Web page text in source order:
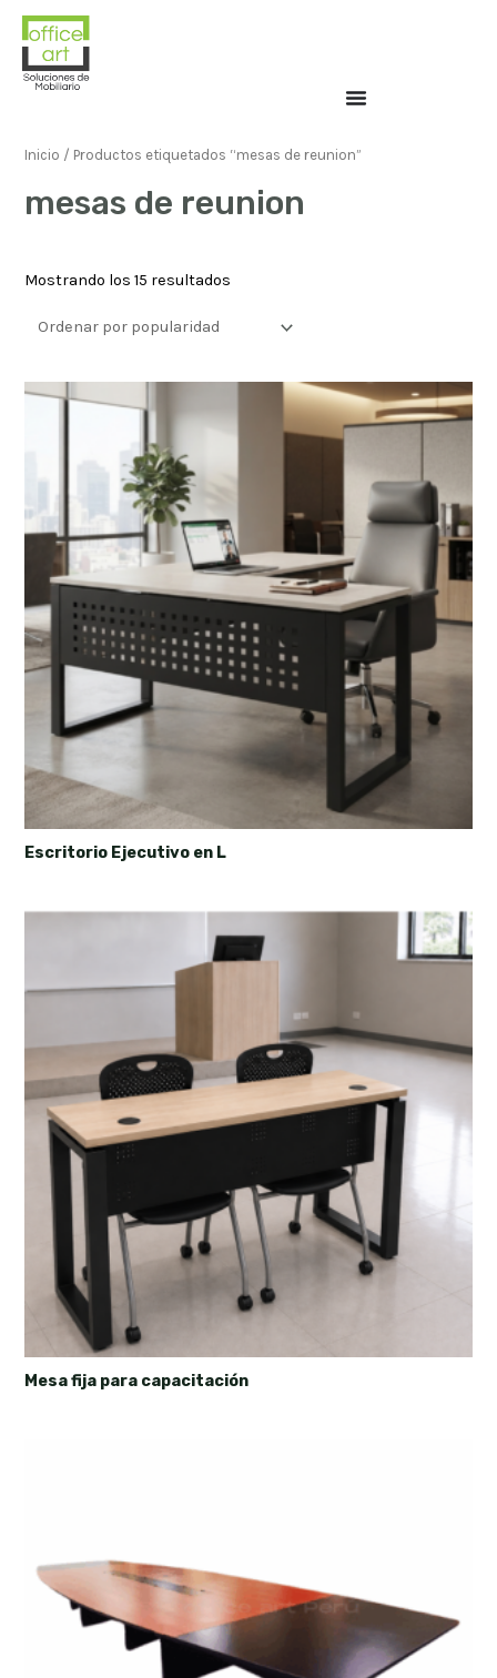
Inicio / Productos etiquetados “mesas de reunion”
mesas de reunion
Mostrando los 15 resultados
Escritorio Ejecutivo en L
Mesa fija para capacitación